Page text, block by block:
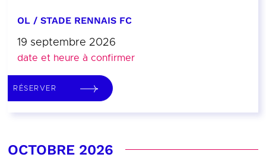
OL / STADE RENNAIS FC
19 septembre 2026
date et heure à confirmer
RÉSERVER
OCTOBRE 2026